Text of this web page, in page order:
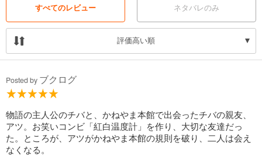
このノートに、アツが規則を破った理由が書かれているのかもしれな
い。どうにかしてアツを救いたいチバは、意を決してノートを開く。
そこに書かれていた、親友・アツの驚くべき「悩み」と「本音」と
は……！？
銀山先生って何者？ かねやま本館って何？ 温泉には効能が？
「疲れたら、休んでもいいんだ」
かねやま本館で出合う怪しい人間や子どもたちとの交流、温泉での休憩
を通し、自分自身の悩みに向きあっていく、心温まる物語。シリーズ第
二巻！
すべてのレビュー ネタバレのみ
評価高い順
Posted by ブクログ
物語の主人公のチバと、かねやま本館で出会ったチバの親友、
アツ。お笑いコンビ「紅白温度計」を作り、大切な友達だっ
た。ところが、アツがかねやま本館の規則を破り、二人は会え
なくなる。